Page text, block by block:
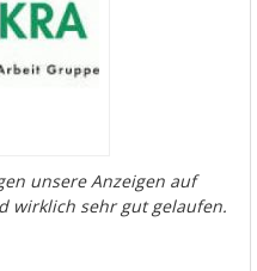
unsere Anzeigen auf
wirklich sehr gut gelaufen.